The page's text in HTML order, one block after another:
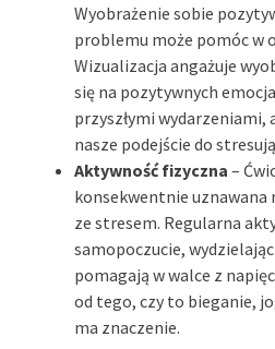
Wyobrażenie sobie
problemu może pomóc w
Wizualizacja angażuje
się na pozytywnych
przyszłymi
nasze podejście do
Aktywność fizyczna –
konsekwentnie uznawana
ze stresem. Regularna
samopoczucie,
pomagają w walce z
od tego, czy to bieganie,
ma znaczenie.